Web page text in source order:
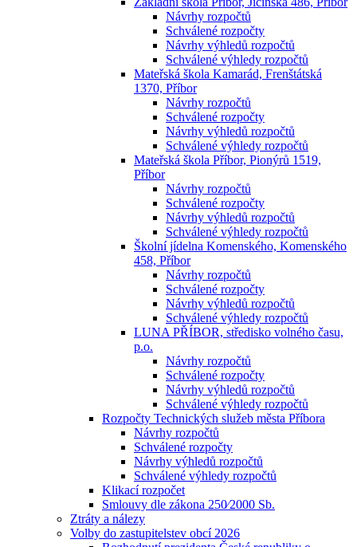
Návrhy rozpočtů
Schválené rozpočty
Návrhy výhledů rozpočtů
Schválené výhledy rozpočtů
Mateřská škola Kamarád, Frenštátská
1370, Příbor
Návrhy rozpočtů
Schválené rozpočty
Návrhy výhledů rozpočtů
Schválené výhledy rozpočtů
Mateřská škola Příbor, Pionýrů 1519,
Příbor
Návrhy rozpočtů
Schválené rozpočty
Návrhy výhledů rozpočtů
Schválené výhledy rozpočtů
Školní jídelna Komenského, Komenského
458, Příbor
Návrhy rozpočtů
Schválené rozpočty
Návrhy výhledů rozpočtů
Schválené výhledy rozpočtů
LUNA PŘÍBOR, středisko volného času,
p.o.
Návrhy rozpočtů
Schválené rozpočty
Návrhy výhledů rozpočtů
Schválené výhledy rozpočtů
Rozpočty Technických služeb města Příbora
Návrhy rozpočtů
Schválené rozpočty
Návrhy výhledů rozpočtů
Schválené výhledy rozpočtů
Klikací rozpočet
Smlouvy dle zákona 250⁄2000 Sb.
Ztráty a nálezy
Volby do zastupitelstev obcí 2026